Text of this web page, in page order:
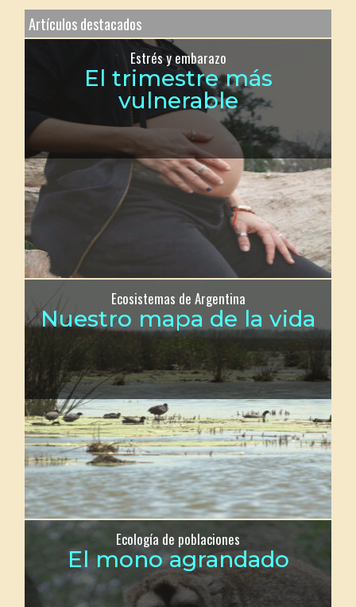
Artículos destacados
Estrés y embarazo
El trimestre más
vulnerable
Ecosistemas de Argentina
Nuestro mapa de la vida
Ecología de poblaciones
El mono agrandado